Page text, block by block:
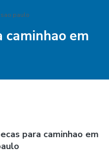
sao paulo
caminhao em
para caminhao em